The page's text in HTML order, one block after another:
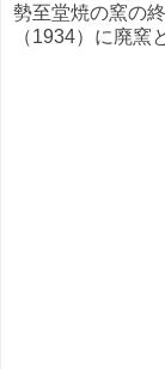
勢至堂焼の窯の
（1934）に廃窯